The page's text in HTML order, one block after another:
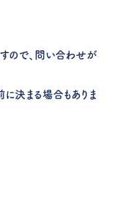
ので、問い合わせが
決まる場合もありま